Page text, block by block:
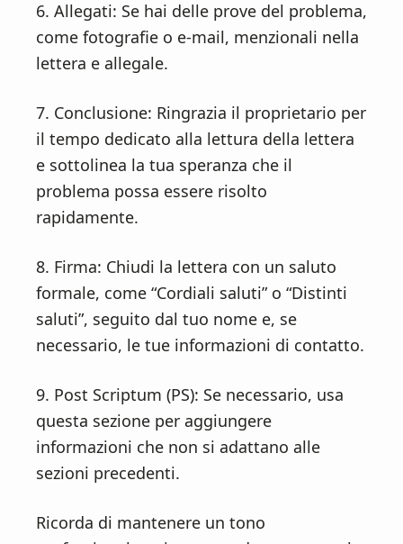
6. Allegati: Se hai delle prove del problema,
come fotografie o e-mail, menzionali nella
lettera e allegale.
7. Conclusione: Ringrazia il proprietario per
il tempo dedicato alla lettura della lettera
e sottolinea la tua speranza che il
problema possa essere risolto
rapidamente.
8. Firma: Chiudi la lettera con un saluto
formale, come “Cordiali saluti” o “Distinti
saluti”, seguito dal tuo nome e, se
necessario, le tue informazioni di contatto.
9. Post Scriptum (PS): Se necessario, usa
questa sezione per aggiungere
informazioni che non si adattano alle
sezioni precedenti.
Ricorda di mantenere un tono